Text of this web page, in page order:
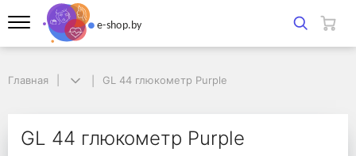
GL 44 глюкометр Purple
Главная GL 44 глюкометр Purple
GL 44 глюкометр Purple